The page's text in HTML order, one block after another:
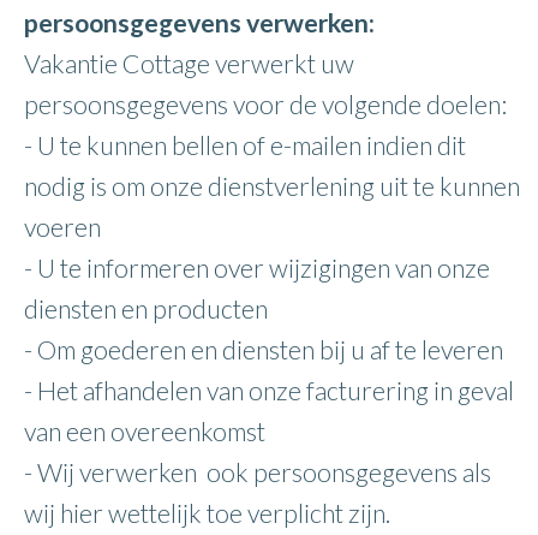
persoonsgegevens verwerken:
Vakantie Cottage verwerkt uw
persoonsgegevens voor de volgende doelen:
- U te kunnen bellen of e-mailen indien dit
nodig is om onze dienstverlening uit te kunnen
voeren
- U te informeren over wijzigingen van onze
diensten en producten
- Om goederen en diensten bij u af te leveren
- Het afhandelen van onze facturering in geval
van een overeenkomst
- Wij verwerken ook persoonsgegevens als
wij hier wettelijk toe verplicht zijn.